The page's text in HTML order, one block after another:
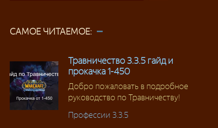
САМОЕ ЧИТАЕМОЕ:
Травничество 3.3.5 гайд и
прокачка 1-450
Добро пожаловать в подробное
руководство по Травничеству!
Профессии 3.3.5